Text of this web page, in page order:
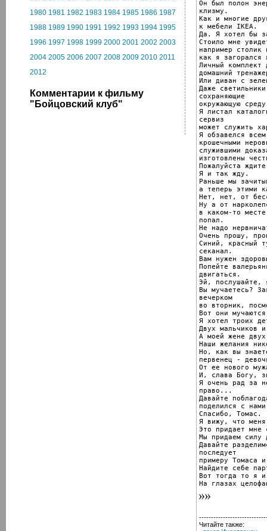
1980 1981 1982 1983 1984 1985 1986 1987
1988 1989 1990 1991 1992 1993 1994 1995
1996 1997 1998 1999 2000 2001 2002 2003
2004 2005 2006 2007 2008 2009 2010 2011
2012
Комментарии к фильму
"Бойцовский клуб"
Он был полон
клизму.
Как и многие
к мебели IKEA.
Да. Я хотел бы
Стоило мне
например
как я загорался
Личный
домашний
Или диван с
Даже
сохраняющие
окружающую
Я листал
сервиз
может служить
Я обзавелся
крошечными
служившими
изготовлены
Пожалуйста
Я и так жду.
Раньше мы
а теперь этими
Нет, нет, от
Ну а от
в каком-то
попал.
Не надо
Очень прошу,
Синий, красный
секанал.
Вам нужен
Попейте
двигаться.
Эй, послушайте,
Вы мучаетесь?
вечерком
во вторник,
Вот они
Я хотел троих
Двух мальчиков
А моей жене
Наши желания
Но, как вы
первенец -
От ее нового
И, слава Богу,
Я очень рад за
право...
Давайте
поделился с
Спасибо, Томас.
Я вижу, что меня
Это придает мне
Мы придаем силу
Давайте
последует
примеру Томаса
Найдите себе
Вот тогда то я и
На глазах
Читайте также: